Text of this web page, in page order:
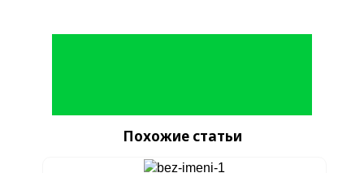
Похожие статьи